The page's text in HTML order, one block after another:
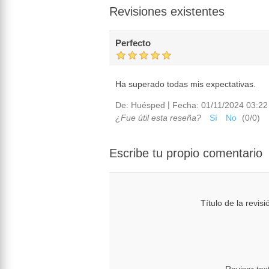
Revisiones existentes
Perfecto
Ha superado todas mis expectativas.
De: Huésped | Fecha: 01/11/2024 03:22
¿Fue útil esta reseña?
Sí No (0/0)
Escribe tu propio comentario
Título de la